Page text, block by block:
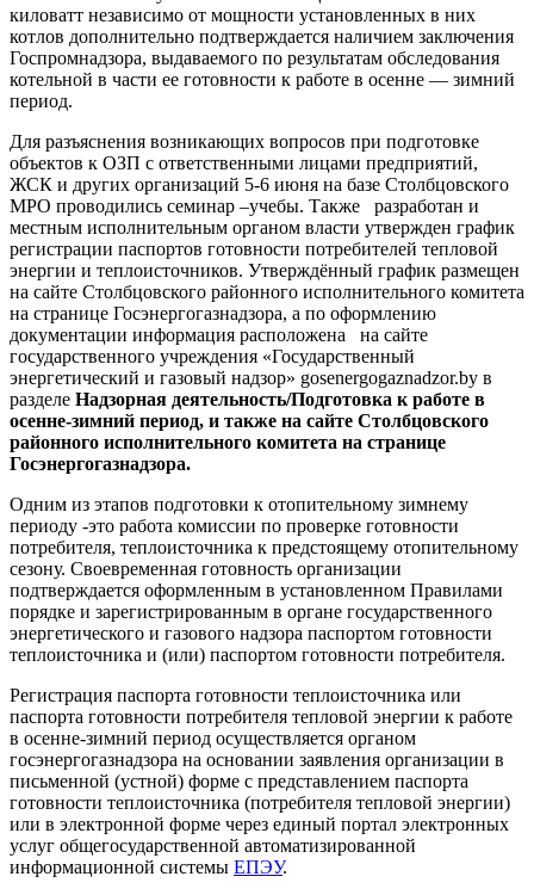
киловатт независимо от мощности установленных в них
котлов дополнительно подтверждается наличием заключения
Госпромнадзора, выдаваемого по результатам обследования
котельной в части ее готовности к работе в осенне — зимний
период.
Для разъяснения возникающих вопросов при подготовке
объектов к ОЗП с ответственными лицами предприятий,
ЖСК и других организаций 5-6 июня на базе Столбцовского
МРО проводились семинар –учебы. Также разработан и
местным исполнительным органом власти утвержден график
регистрации паспортов готовности потребителей тепловой
энергии и теплоисточников. Утверждённый график размещен
на сайте Столбцовского районного исполнительного комитета
на странице Госэнергогазнадзора, а по оформлению
документации информация расположена на сайте
государственного учреждения «Государственный
энергетический и газовый надзор» gosenergogaznadzor.by в
разделе Надзорная деятельность/Подготовка к работе в
осенне-зимний период, и также на сайте Столбцовского
районного исполнительного комитета на странице
Госэнергогазнадзора.
Одним из этапов подготовки к отопительному зимнему
периоду -это работа комиссии по проверке готовности
потребителя, теплоисточника к предстоящему отопительному
сезону. Своевременная готовность организации
подтверждается оформленным в установленном Правилами
порядке и зарегистрированным в органе государственного
энергетического и газового надзора паспортом готовности
теплоисточника и (или) паспортом готовности потребителя.
Регистрация паспорта готовности теплоисточника или
паспорта готовности потребителя тепловой энергии к работе
в осенне-зимний период осуществляется органом
госэнергогазнадзора на основании заявления организации в
письменной (устной) форме с представлением паспорта
готовности теплоисточника (потребителя тепловой энергии)
или в электронной форме через единый портал электронных
услуг общегосударственной автоматизированной
информационной системы ЕПЭУ.